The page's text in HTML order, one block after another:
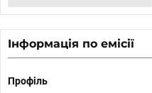
Інформація по емісії
Профіль